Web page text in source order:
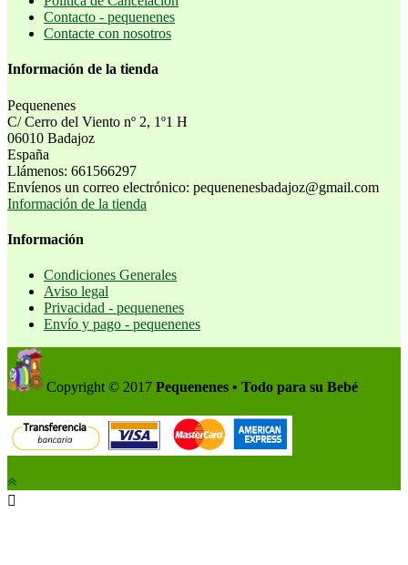
Contacto - pequenenes
Contacte con nosotros
Información de la tienda
Pequenenes
C/ Cerro del Viento nº 2, 1º1 H
06010 Badajoz
España
Llámenos: 661566297
Envíenos un correo electrónico: pequenenesbadajoz@gmail.com
Información de la tienda
Información
Condiciones Generales
Aviso legal
Privacidad - pequenenes
Envío y pago - pequenenes
Copyright © 2017 Pequenenes • Todo para su Bebé
